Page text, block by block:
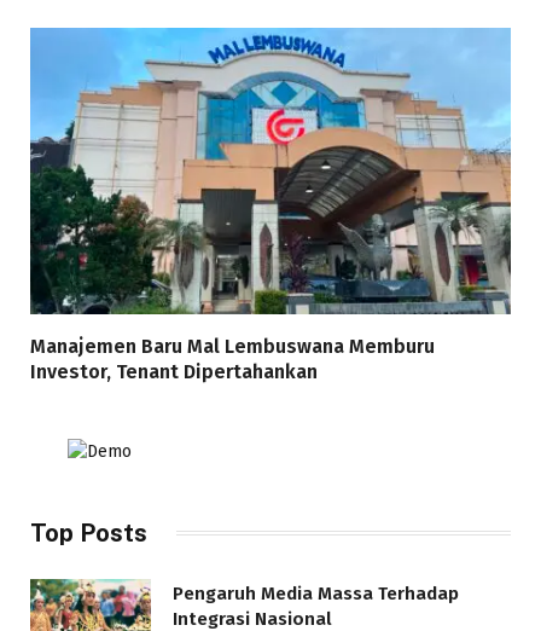
Manajemen Baru Mal Lembuswana Memburu
Investor, Tenant Dipertahankan
Top Posts
Pengaruh Media Massa Terhadap
Integrasi Nasional